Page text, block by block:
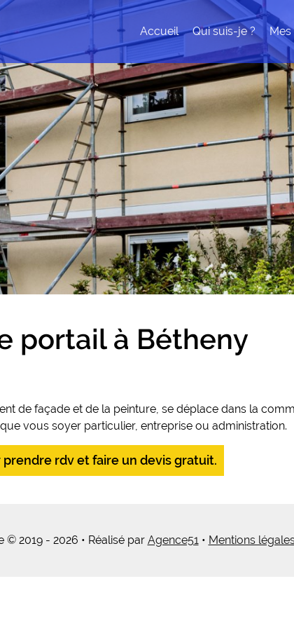
Accueil Qui suis-je ?
portail à Bétheny
de façade et de la peinture, se déplace dans la
vous soyer particulier, entreprise ou administration.
rdv et faire un devis gratuit.
2019 - 2026 • Réalisé par Agence51• Mentions